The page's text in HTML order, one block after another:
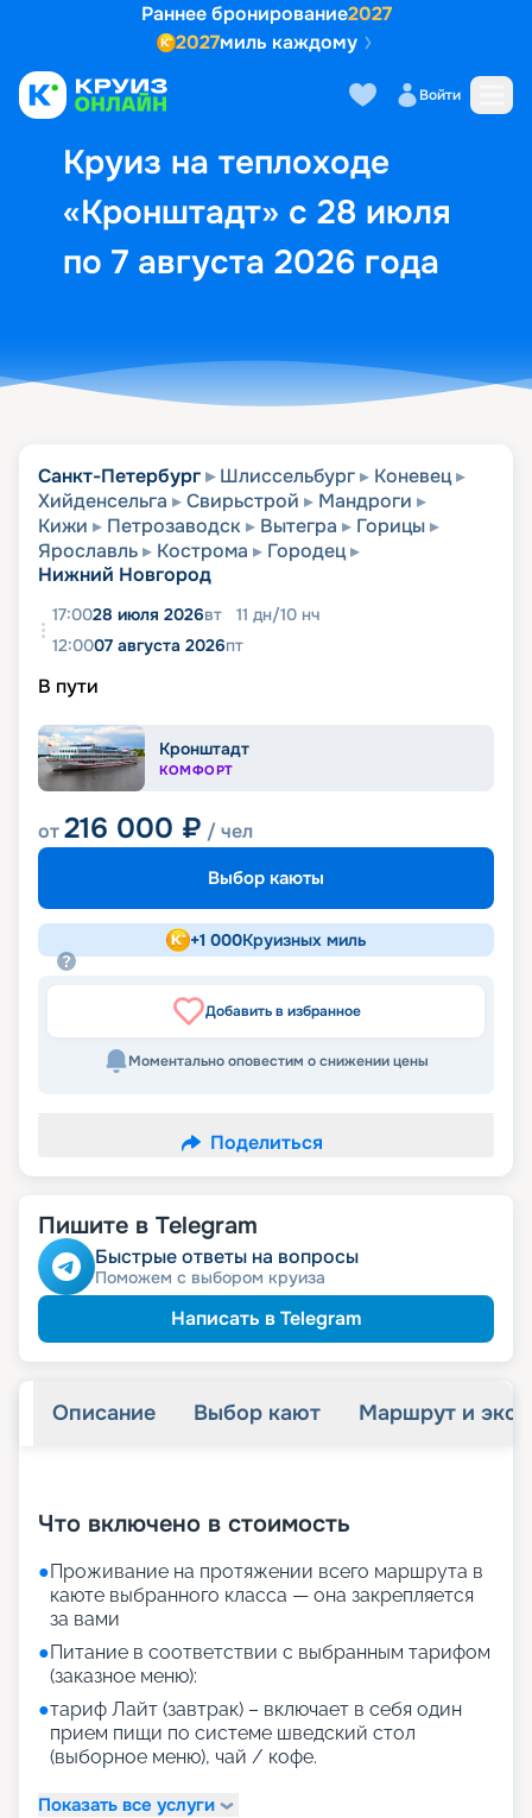
Раннее бронирование2027
2027миль каждому
Войти
Круиз на теплоходе
«Кронштадт» с 28 июля
по 7 августа 2026 года
Выбор кают Маршрут и
Санкт-Петербург Шлиссельбург
Коневец
Хийденсельга
Свирьстрой
Мандроги
Кижи
Петрозаводск Вытегра
Горицы
Ярославль
Кострома
Городец
Нижний Новгород
17:0028 июля 2026вт 11 дн/10 нч
12:0007 августа 2026пт
В пути
Кронштадт
КОМФОРТ
от216 000 ₽ / чел
Выбор каюты
+1 000Круизных миль
Добавить в избранное
Моментально оповестим о снижении цены
Поделиться
Пишите в Telegram
Быстрые ответы на вопросы
Поможем с выбором круиза
Написать в Telegram
Описание Выбор кают Маршрут и
Что включено в стоимость
●Проживание на протяжении всего маршрута в
каюте выбранного класса — она закрепляется
за вами
●Питание в соответствии с выбранным тарифом
(заказное меню):
●тариф Лайт (завтрак) – включает в себя один
прием пищи по системе шведский стол
(выборное меню), чай / кофе.
Показать все услуги